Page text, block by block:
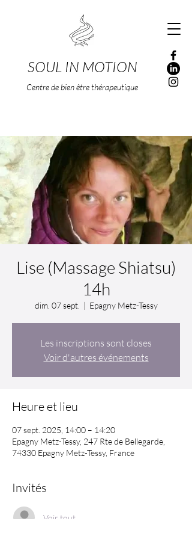
SOUL IN MOTION
Centre de bien être thérapeutique
Lise (Massage Shiatsu)
14h
dim. 07 sept.
  |
Epagny Metz-Tessy
Les inscriptions sont closes
Voir d'autres événements
Heure et lieu
07 sept. 2025, 14:00 – 14:20
Epagny Metz-Tessy, 247 Rte de Bellegarde,
74330 Epagny Metz-Tessy, France
Invités
Voir tout